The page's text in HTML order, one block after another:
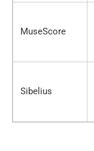
MuseScore
Sibelius